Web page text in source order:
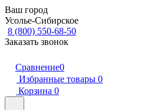
Ваш город
Усолье-Сибирское
8 (800) 550-68-50
Заказать звонок
Сравнение0
Избранные товары 0
Корзина 0